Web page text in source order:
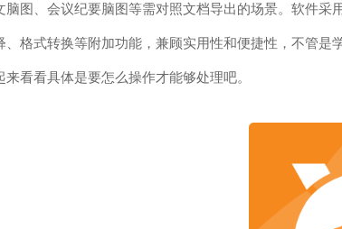
脑图、会议纪要脑图等需对照文档导出的场景。软件
、格式转换等附加功能，兼顾实用性和便捷性，不管
来看看具体是要怎么操作才能够处理吧。